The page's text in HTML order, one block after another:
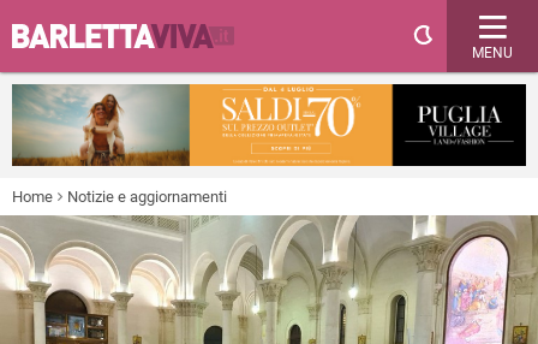
MENU
Home Notizie e aggiornamenti